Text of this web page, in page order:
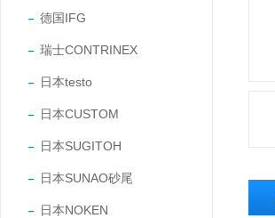
德国IFG
瑞士CONTRINEX
日本testo
日本CUSTOM
日本SUGITOH
日本SUNAO砂尾
日本NOKEN